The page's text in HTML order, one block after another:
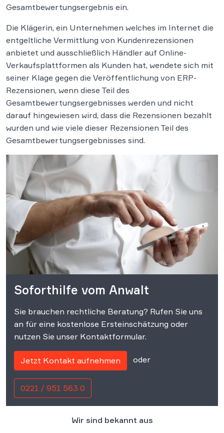
Gesamtbewertungsergebnis ein.
Die Klägerin, ein Unternehmen welches im Internet die
entgeltliche Vermittlung von Kundenrezensionen
anbietet und ausschließlich Händler auf Online-
Verkaufsplattformen als Kunden hat, wendete sich mit
seiner Klage gegen die Veröffentlichung von ERP-
Rezensionen, wenn diese Teil des
Gesamtbewertungsergebnisses werden und nicht
darauf hingewiesen wird, dass die Rezensionen bezahlt
wurden und wie viele dieser Rezensionen Teil des
Gesamtbewertungsergebnisses sind.
Soforthilfe vom Anwalt
Sie brauchen rechtliche Beratung? Rufen Sie uns
an für eine kostenlose Ersteinschätzung oder
nutzen Sie unser Kontaktformular.
Jetzt Kontakt aufnehmen oder
0221 / 951 563 0
Wir sind bekannt aus